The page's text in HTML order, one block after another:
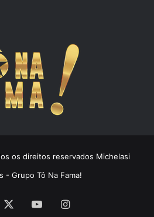
os direitos reservados Michelasi
- Grupo Tô Na Fama!
YouTubeInstagram